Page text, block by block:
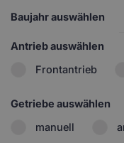
Baujahr auswählen
Antrieb auswählen
Frontantrieb
Getriebe auswählen
manuell